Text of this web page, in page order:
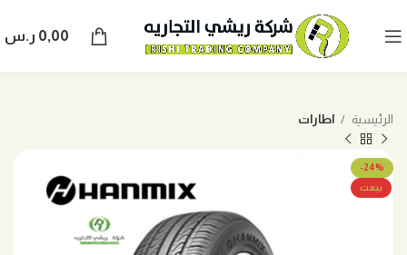
0,00 ر.س
الرئيسية اطارات
-24%
بيعت